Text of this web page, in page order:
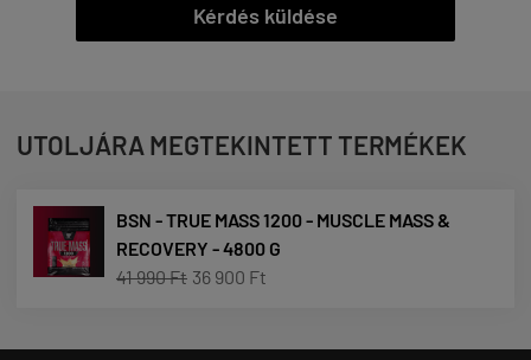
Kérdés küldése
UTOLJÁRA MEGTEKINTETT TERMÉKEK
BSN - TRUE MASS 1200 - MUSCLE MASS &
RECOVERY - 4800 G
41 990 Ft 36 900 Ft